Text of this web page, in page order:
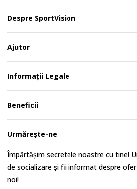
Despre SportVision
Ajutor
Informații Legale
Beneficii
Urmărește-ne
Împărtășim secretele noastre cu tine!
de socializare și fii informat despre
noi!